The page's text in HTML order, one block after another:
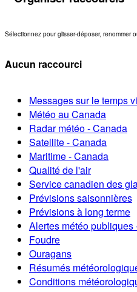
Sélectionnez pour glisser-déposer, renommer
Aucun raccourci
Messages sur le temps
Météo au Canada
Radar météo - Canada
Satellite - Canada
Maritime - Canada
Qualité de l'air
Service canadien des
Prévisions saisonnières
Prévisions à long terme
Alertes météo publiques
Foudre
Ouragans
Résumés
Conditions